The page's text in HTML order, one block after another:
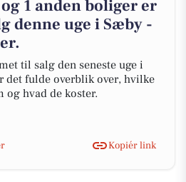
1 anden boliger er
denne uge i Sæby -
til salg den seneste uge i
det fulde overblik over, hvilke
og hvad de koster.
Kopiér link